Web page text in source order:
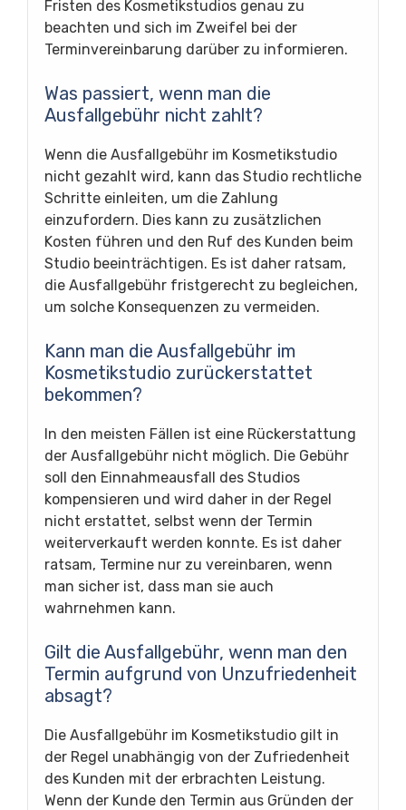
Fristen des Kosmetikstudios genau zu
beachten und sich im Zweifel bei der
Terminvereinbarung darüber zu informieren.
Was passiert, wenn man die
Ausfallgebühr nicht zahlt?
Wenn die Ausfallgebühr im Kosmetikstudio
nicht gezahlt wird, kann das Studio rechtliche
Schritte einleiten, um die Zahlung
einzufordern. Dies kann zu zusätzlichen
Kosten führen und den Ruf des Kunden beim
Studio beeinträchtigen. Es ist daher ratsam,
die Ausfallgebühr fristgerecht zu begleichen,
um solche Konsequenzen zu vermeiden.
Kann man die Ausfallgebühr im
Kosmetikstudio zurückerstattet
bekommen?
In den meisten Fällen ist eine Rückerstattung
der Ausfallgebühr nicht möglich. Die Gebühr
soll den Einnahmeausfall des Studios
kompensieren und wird daher in der Regel
nicht erstattet, selbst wenn der Termin
weiterverkauft werden konnte. Es ist daher
ratsam, Termine nur zu vereinbaren, wenn
man sicher ist, dass man sie auch
wahrnehmen kann.
Gilt die Ausfallgebühr, wenn man den
Termin aufgrund von Unzufriedenheit
absagt?
Die Ausfallgebühr im Kosmetikstudio gilt in
der Regel unabhängig von der Zufriedenheit
des Kunden mit der erbrachten Leistung.
Wenn der Kunde den Termin aus Gründen der